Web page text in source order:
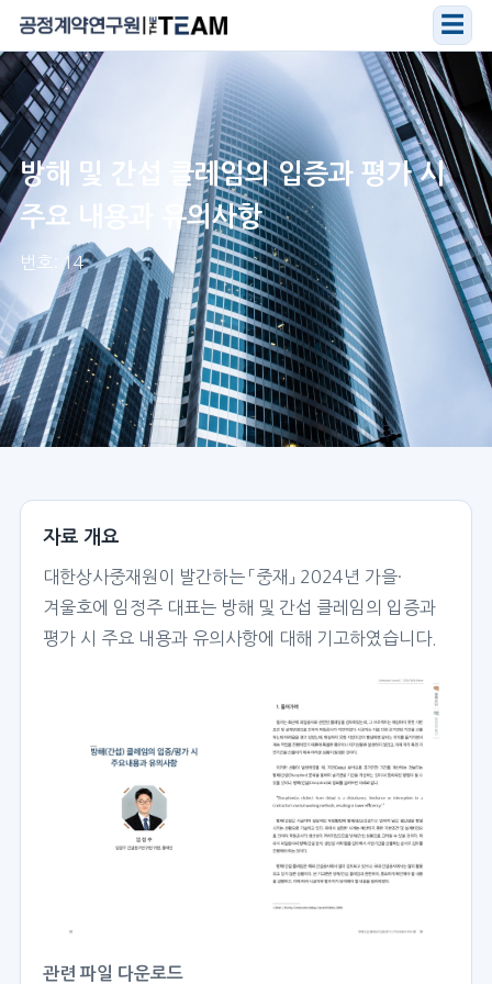
☰
방해 및 간섭 클레임의 입증과 평가 시
주요 내용과 유의사항
번호: 14
자료 개요
대한상사중재원이 발간하는 「중재」 2024년 가을·
겨울호에 임정주 대표는 방해 및 간섭 클레임의 입증과
평가 시 주요 내용과 유의사항에 대해 기고하였습니다.
관련 파일 다운로드